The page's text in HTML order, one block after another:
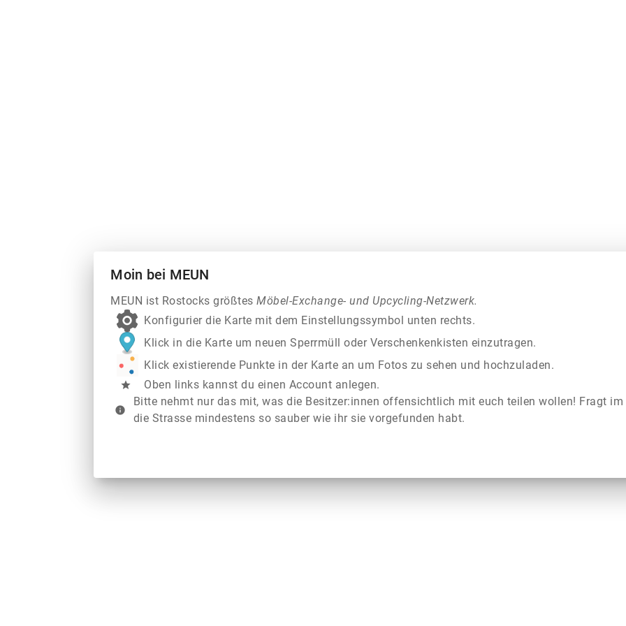
Moin bei MEUN
MEUN ist Rostocks größtesMöbel-Exchange- und Upcycling-Netzwerk.
Konfigurier die Karte mit dem Einstellungssymbol unten rechts.
Klick in die Karte um neuen Sperrmüll oder Verschenkenkisten einzutragen.
Klick existierende Punkte in der Karte an um Fotos zu sehen und hochzuladen.
star Oben links kannst du einen Account anlegen.
info
Bitte nehmt nur das mit, was die Besitzer:innen offensichtlich mit euch teilen wollen! Fragt
die Strasse mindestens so sauber wie ihr sie vorgefunden habt.